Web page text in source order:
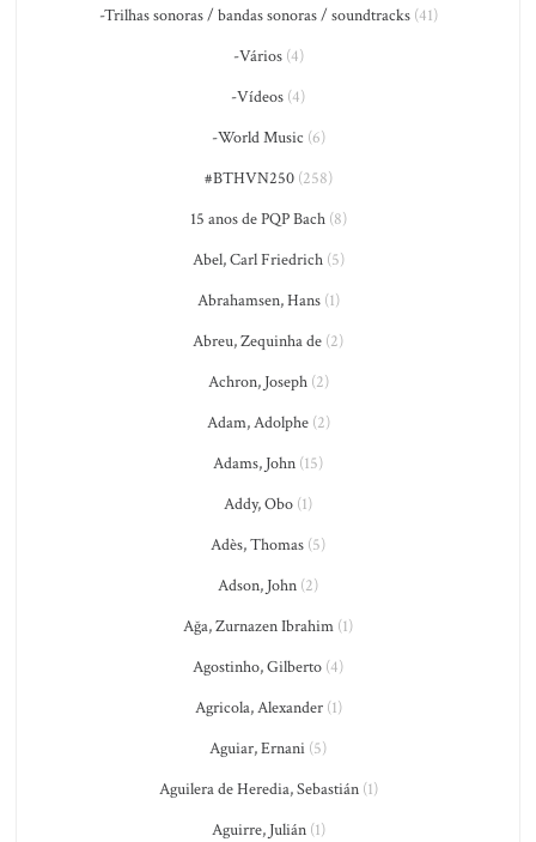
-Trilhas sonoras / bandas sonoras / soundtracks(41)
-Vários(4)
-Vídeos (4)
-World Music (6)
#BTHVN250(258)
15 anos de PQP Bach(8)
Abel, Carl Friedrich(5)
Abrahamsen, Hans(1)
Abreu, Zequinha de (2)
Achron, Joseph(2)
Adam, Adolphe(2)
Adams, John (15)
Addy, Obo (1)
Adès, Thomas (5)
Adson, John (2)
Ağa, Zurnazen Ibrahim (1)
Agostinho, Gilberto (4)
Agricola, Alexander(1)
Aguiar, Ernani (5)
Aguilera de Heredia, Sebastián(1)
Aguirre, Julián(1)